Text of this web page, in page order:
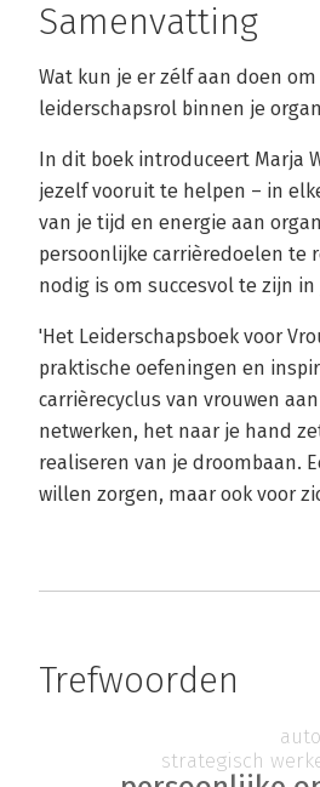
Samenvatting
Wat kun je er zélf aan doen
leiderschapsrol binnen je
In dit boek introduceert Marja
jezelf vooruit te helpen – in
van je tijd en energie aan
persoonlijke carrièredoelen te
nodig is om succesvol te zijn in
'Het Leiderschapsboek voor
praktische oefeningen en
carrièrecyclus van vrouwen
netwerken, het naar je hand
realiseren van je droombaan.
willen zorgen, maar ook voor
Trefwoorden
strategisch